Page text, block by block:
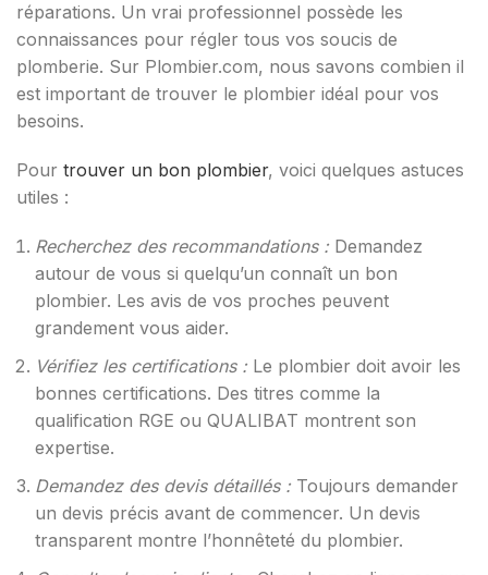
réparations. Un vrai professionnel possède les
connaissances pour régler tous vos soucis de
plomberie. Sur Plombier.com, nous savons combien il
est important de trouver le plombier idéal pour vos
besoins.
Pour trouver un bon plombier, voici quelques astuces
utiles :
Recherchez des recommandations : Demandez
autour de vous si quelqu’un connaît un bon
plombier. Les avis de vos proches peuvent
grandement vous aider.
Vérifiez les certifications : Le plombier doit avoir les
bonnes certifications. Des titres comme la
qualification RGE ou QUALIBAT montrent son
expertise.
Demandez des devis détaillés : Toujours demander
un devis précis avant de commencer. Un devis
transparent montre l’honnêteté du plombier.